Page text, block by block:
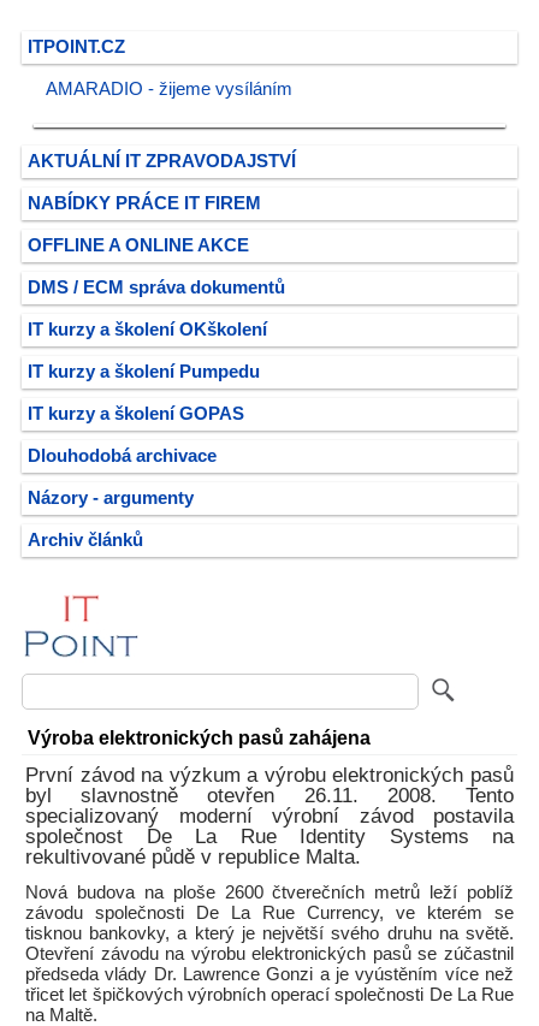
ITPOINT.CZ
AMARADIO - žijeme vysíláním
AKTUÁLNÍ IT ZPRAVODAJSTVÍ
NABÍDKY PRÁCE IT FIREM
OFFLINE A ONLINE AKCE
DMS / ECM správa dokumentů
IT kurzy a školení OKškolení
IT kurzy a školení Pumpedu
IT kurzy a školení GOPAS
Dlouhodobá archivace
Názory - argumenty
Archiv článků
Výroba elektronických pasů zahájena
První závod na výzkum a výrobu elektronických pasů
byl slavnostně otevřen 26.11. 2008. Tento
specializovaný moderní výrobní závod postavila
společnost De La Rue Identity Systems na
rekultivované půdě v republice Malta.
Nová budova na ploše 2600 čtverečních metrů leží poblíž
závodu společnosti De La Rue Currency, ve kterém se
tisknou bankovky, a který je největší svého druhu na světě.
Otevření závodu na výrobu elektronických pasů se zúčastnil
předseda vlády Dr. Lawrence Gonzi a je vyústěním více než
třicet let špičkových výrobních operací společnosti De La Rue
na Maltě.